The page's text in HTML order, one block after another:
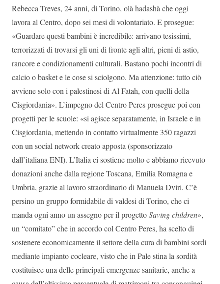
Rebecca Treves, 24 anni, di Torino, olà hadashà che oggi
lavora al Centro, dopo sei mesi di volontariato. E prosegue:
«Guardare questi bambini è incredibile: arrivano tesissimi,
terrorizzati di trovarsi gli uni di fronte agli altri, pieni di astio,
rancore e condizionamenti culturali. Bastano pochi incontri di
calcio o basket e le cose si sciolgono. Ma attenzione: tutto ciò
avviene solo con i palestinesi di Al Fatah, con quelli della
Cisgiordania». L’impegno del Centro Peres prosegue poi con
progetti per le scuole: «si agisce separatamente, in Israele e in
Cisgiordania, mettendo in contatto virtualmente 350 ragazzi
con un social network creato apposta (sponsorizzato
dall’italiana ENI). L’Italia ci sostiene molto e abbiamo ricevuto
donazioni anche dalla regione Toscana, Emilia Romagna e
Umbria, grazie al lavoro straordinario di Manuela Dviri. C’è
persino un gruppo formidabile di valdesi di Torino, che ci
manda ogni anno un assegno per il progettoSaving children»,
un “comitato” che in accordo col Centro Peres, ha scelto di
sostenere economicamente il settore della cura di bambini sordi
mediante impianto cocleare, visto che in Pale stina la sordità
costituisce una delle principali emergenze sanitarie, anche a